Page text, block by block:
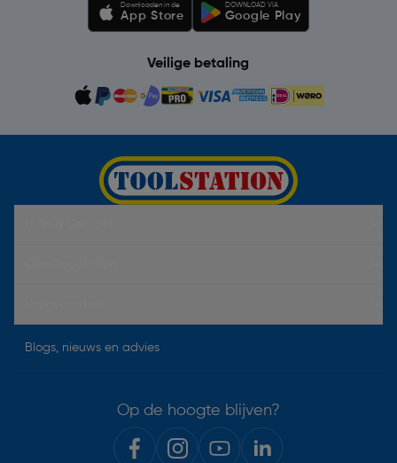
Downloaden in de
App Store
DOWNLOAD VIA
Google Play
Veilige betaling
Blogs, nieuws en advies
Op de hoogte blijven?